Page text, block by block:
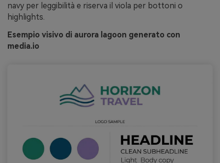
navy per leggibilità e riserva il viola per bottoni o
highlights.
Esempio visivo di aurora lagoon generato con
media.io